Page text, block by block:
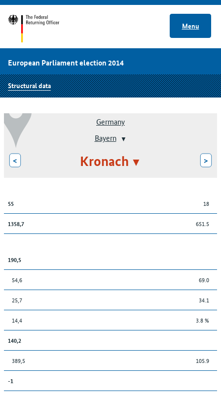
Menu
European Parliament election 2014
Structural data
Germany
Bayern
< Kronach >
55 18
1358,7 651.5
190,5
54,6 69.0
25,7 34.1
14,4 3.8 %
140,2
389,5 105.9
-1